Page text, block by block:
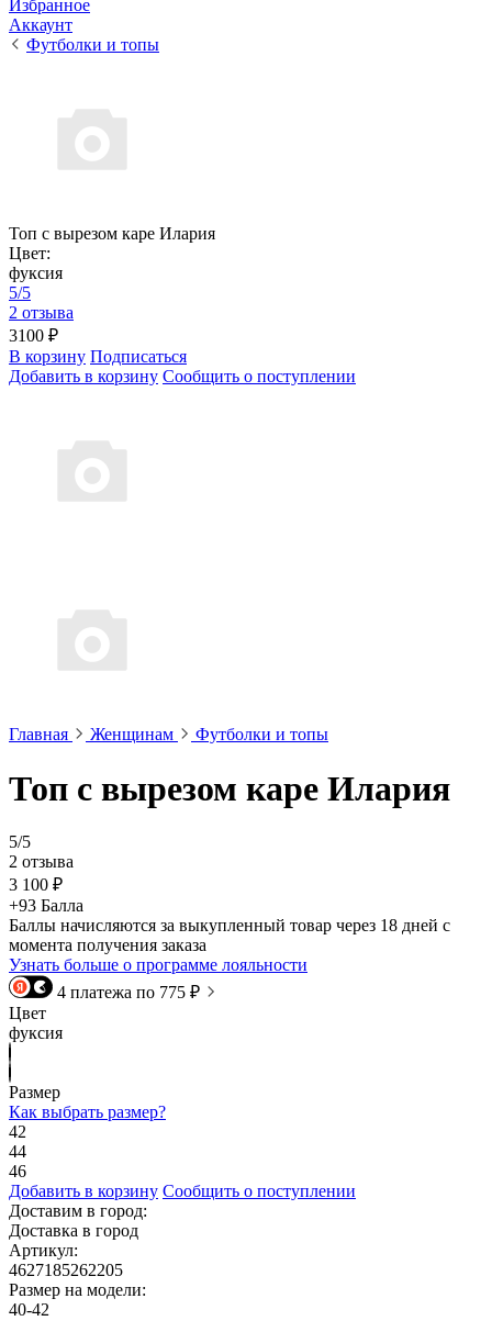
Избранное
Аккаунт
Футболки и топы
Топ с вырезом каре Илария
Цвет:
фуксия
5/5
2 отзыва
3100 ₽
В корзину Подписаться
Добавить в корзину Сообщить о поступлении
Главная Женщинам Футболки и топы
Топ с вырезом каре Илария
5/5
2 отзыва
3 100 ₽
+93 Балла
Баллы начисляются за выкупленный товар через 18 дней с
момента получения заказа
Узнать больше о программе лояльности
4 платежа по 775 ₽
Цвет
фуксия
Размер
Как выбрать размер?
42
44
46
Добавить в корзину Сообщить о поступлении
Доставим в город:
Доставка в город
Артикул:
4627185262205
Размер на модели:
40-42